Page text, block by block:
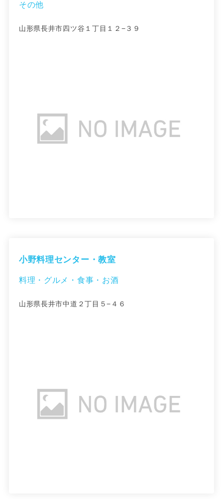
その他
山形県長井市四ツ谷１丁目１２−３９
小野料理センター・教室
料理・グルメ・食事・お酒
山形県長井市中道２丁目５−４６